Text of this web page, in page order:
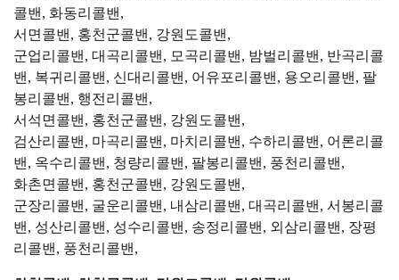
콜밴, 화동리콜밴,
서면콜밴, 홍천군콜밴, 강원도콜밴,
군업리콜밴, 대곡리콜밴, 모곡리콜밴, 밤벌리콜밴, 반곡리콜
밴, 복귀리콜밴, 신대리콜밴, 어유포리콜밴, 용오리콜밴, 팔
봉리콜밴, 행전리콜밴,
서석면콜밴, 홍천군콜밴, 강원도콜밴,
검산리콜밴, 마곡리콜밴, 마치리콜밴, 수하리콜밴, 어론리콜
밴, 옥수리콜밴, 청량리콜밴, 팔봉리콜밴, 풍천리콜밴,
화촌면콜밴, 홍천군콜밴, 강원도콜밴,
군장리콜밴, 굴운리콜밴, 내삼리콜밴, 대곡리콜밴, 서봉리콜
밴, 성산리콜밴, 성수리콜밴, 송정리콜밴, 외삼리콜밴, 장평
리콜밴, 풍천리콜밴,